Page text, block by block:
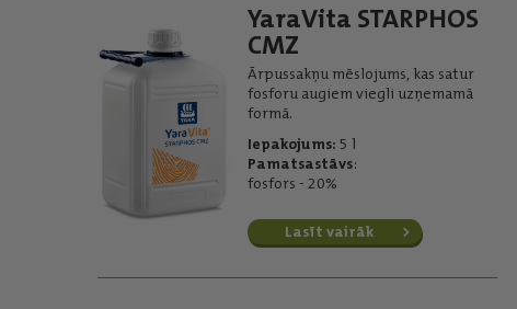
YaraVita STARPHOS
CMZ
Ārpussakņu mēslojums, kas satur
fosforu augiem viegli uzņemamā
formā.
Iepakojums: 5 l
Pamatsastāvs:
fosfors - 20%
Lasīt vairāk